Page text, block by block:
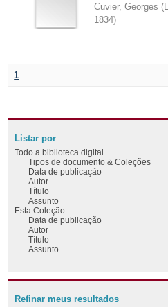
Cuvier, Georges (
1834)
1
Listar por
Todo a biblioteca digital
Tipos de documento & Coleções
Data de publicação
Autor
Título
Assunto
Esta Coleção
Data de publicação
Autor
Título
Assunto
Refinar meus resultados